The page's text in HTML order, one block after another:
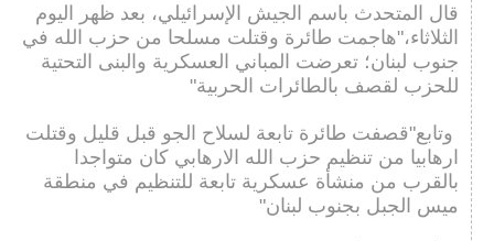
قال المتحدث باسم الجيش الإسرائيلي، بعد ظهر اليوم
الثلاثاء،"هاجمت طائرة وقتلت مسلحا من حزب الله في
جنوب لبنان؛ تعرضت المباني العسكرية والبنى التحتية
للحزب لقصف بالطائرات الحربية"
وتابع"قصفت طائرة تابعة لسلاح الجو قبل قليل وقتلت
ارهابيا من تنظيم حزب الله الارهابي كان متواجدا
بالقرب من منشأة عسكرية تابعة للتنظيم في منطقة
ميس الجبل بجنوب لبنان"